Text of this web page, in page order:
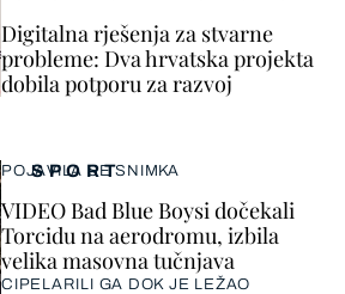
SPORT
POJAVILA SE SNIMKA
VIDEO Bad Blue Boysi dočekali
Torcidu na aerodromu, izbila
velika masovna tučnjava
CIPELARILI GA DOK JE LEŽAO
Digitalna rješenja za stvarne
probleme: Dva hrvatska projekta
dobila potporu za razvoj